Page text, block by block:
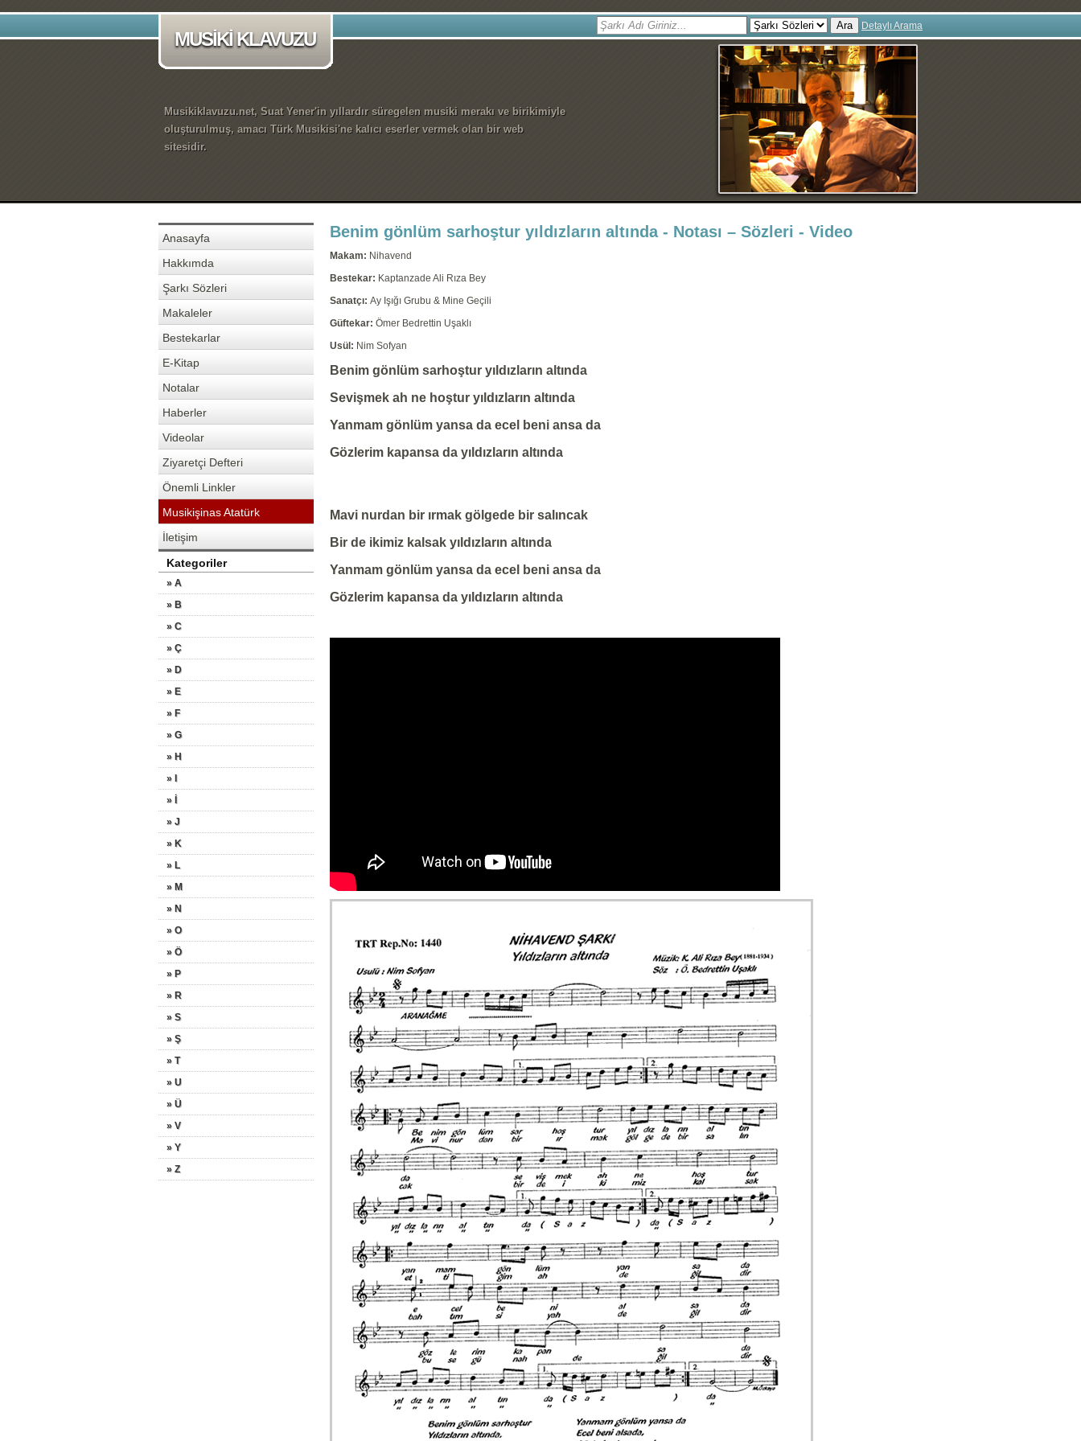
MUSİKİ KLAVUZU
Ara Detaylı Arama
Musikiklavuzu.net, Suat Yener'in yıllardır süregelen musiki merakı ve birikimiyle
oluşturulmuş, amacı Türk Musikisi'ne kalıcı eserler vermek olan bir web
sitesidir.
Anasayfa
Hakkımda
Şarkı Sözleri
Makaleler
Bestekarlar
E-Kitap
Notalar
Haberler
Videolar
Ziyaretçi Defteri
Önemli Linkler
Musikişinas Atatürk
İletişim
Kategoriler
» A
» B
» C
» Ç
» D
» E
» F
» G
» H
» I
» İ
» J
» K
» L
» M
» N
» O
» Ö
» P
» R
» S
» Ş
» T
» U
» Ü
» V
» Y
» Z
Benim gönlüm sarhoştur yıldızların altında - Notası – Sözleri - Video
Makam: Nihavend
Bestekar: Kaptanzade Ali Rıza Bey
Sanatçı: Ay Işığı Grubu & Mine Geçili
Güftekar: Ömer Bedrettin Uşaklı
Usül: Nim Sofyan
Benim gönlüm sarhoştur yıldızların altında
Sevişmek ah ne hoştur yıldızların altında
Yanmam gönlüm yansa da ecel beni ansa da
Gözlerim kapansa da yıldızların altında
Mavi nurdan bir ırmak gölgede bir salıncak
Bir de ikimiz kalsak yıldızların altında
Yanmam gönlüm yansa da ecel beni ansa da
Gözlerim kapansa da yıldızların altında